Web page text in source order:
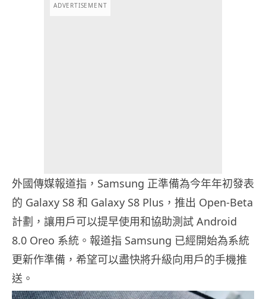
ADVERTISEMENT
外國傳媒報道指，Samsung 正準備為今年年初發表
的 Galaxy S8 和 Galaxy S8 Plus，推出 Open-Beta
計劃，讓用戶可以提早使用和協助測試 Android
8.0 Oreo 系統。報道指 Samsung 已經開始為系統
更新作準備，希望可以盡快將升級向用戶的手機推
送。